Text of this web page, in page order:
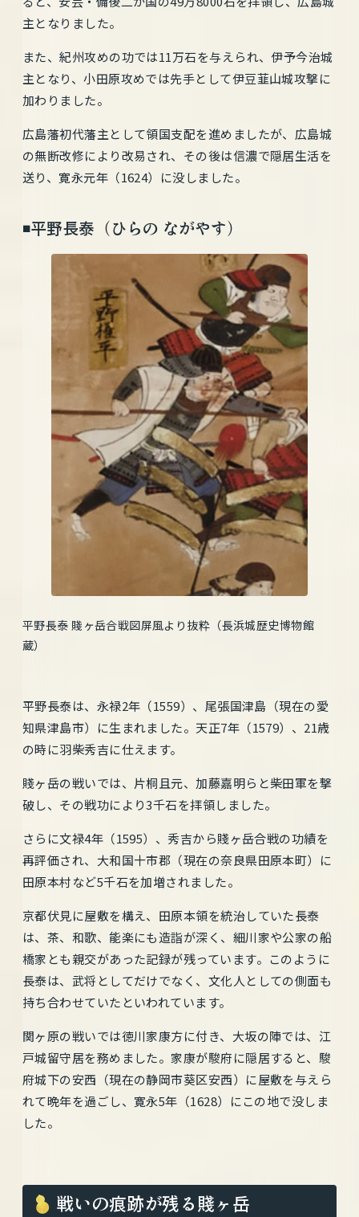
主となりました。
また、紀州攻めの功では11万石を与えられ、伊予今治城
主となり、小田原攻めでは先手として伊豆韮山城攻撃に
加わりました。
広島藩初代藩主として領国支配を進めましたが、広島城
の無断改修により改易され、その後は信濃で隠居生活を
送り、寛永元年（1624）に没しました。
◾️平野長泰（ひらの ながやす）
平野長泰 賤ヶ岳合戦図屏風より抜粋（長浜城歴史博物館
蔵）
平野長泰は、永禄2年（1559）、尾張国津島（現在の愛
知県津島市）に生まれました。天正7年（1579）、21歳
の時に羽柴秀吉に仕えます。
賤ヶ岳の戦いでは、片桐且元、加藤嘉明らと柴田軍を撃
破し、その戦功により3千石を拝領しました。
さらに文禄4年（1595）、秀吉から賤ヶ岳合戦の功績を
再評価され、大和国十市郡（現在の奈良県田原本町）に
田原本村など5千石を加増されました。
京都伏見に屋敷を構え、田原本領を統治していた長泰
は、茶、和歌、能楽にも造詣が深く、細川家や公家の船
橋家とも親交があった記録が残っています。このように
長泰は、武将としてだけでなく、文化人としての側面も
持ち合わせていたといわれています。
関ヶ原の戦いでは徳川家康方に付き、大坂の陣では、江
戸城留守居を務めました。家康が駿府に隠居すると、駿
府城下の安西（現在の静岡市葵区安西）に屋敷を与えら
れて晩年を過ごし、寛永5年（1628）にこの地で没しま
した。
戦いの痕跡が残る賤ヶ岳